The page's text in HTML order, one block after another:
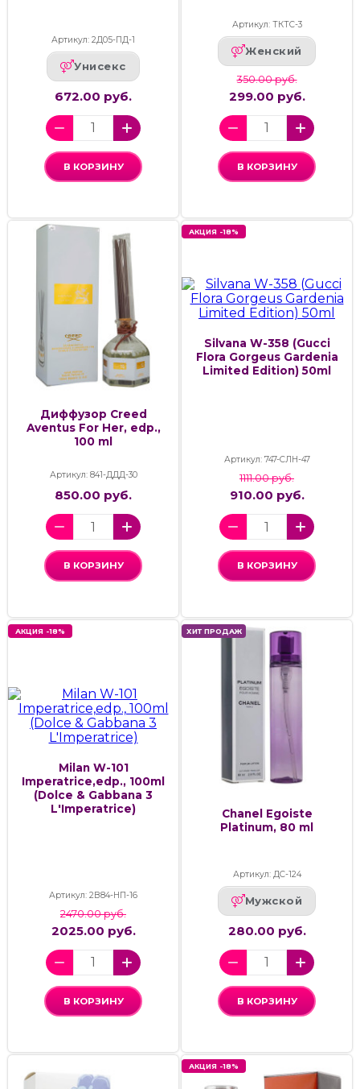
Артикул: 2Д05-ПД-1
Унисекс
672.00 руб.
В КОРЗИНУ
Артикул: ТКТС-3
Женский
350.00 руб.
299.00 руб.
В КОРЗИНУ
Диффузор Creed
Aventus For Her, edp.,
100 ml
Артикул: 841-ДДД-30
850.00 руб.
В КОРЗИНУ
АКЦИЯ -18%
Silvana W-358 (Gucci
Flora Gorgeus Gardenia
Limited Edition) 50ml
Артикул: 747-СЛН-47
1111.00 руб.
910.00 руб.
В КОРЗИНУ
АКЦИЯ -18%
Milan W-101
Imperatrice,edp., 100ml
(Dolce & Gabbana 3
L'Imperatrice)
Артикул: 2В84-НП-16
2470.00 руб.
2025.00 руб.
В КОРЗИНУ
ХИТ ПРОДАЖ
Chanel Egoiste
Platinum, 80 ml
Артикул: ДС-124
Мужской
280.00 руб.
В КОРЗИНУ
АКЦИЯ -18%